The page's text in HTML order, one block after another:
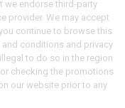
we endorse third-party
provider. We may accept
continue to browse this
conditions and privacy
to do so in the region
checking the promotions
our website prior to any